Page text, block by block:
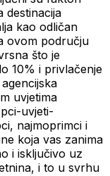
destinacija
kao odličan
ovom području
što je
10% i privlačenje
uvjetima
uvjeti-
najmoprimci i
koja vas zanima
i isključivo uz
i to u svrhu